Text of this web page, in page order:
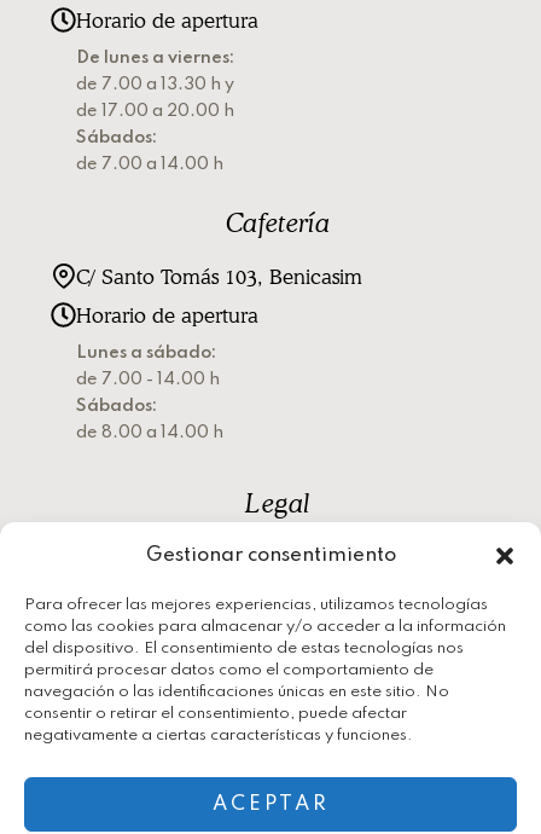
Gestionar consentimiento
Para ofrecer las mejores experiencias, utilizamos tecnologías
como las cookies para almacenar y/o acceder a la información
del dispositivo. El consentimiento de estas tecnologías nos
permitirá procesar datos como el comportamiento de
navegación o las identificaciones únicas en este sitio. No
consentir o retirar el consentimiento, puede afectar
negativamente a ciertas características y funciones.
ACEPTAR
Horario de apertura
De lunes a viernes:
de 7.00 a 13.30 h y
de 17.00 a 20.00 h
Sábados:
de 7.00 a 14.00 h
Cafetería
C/ Santo Tomás 103, Benicasim
Horario de apertura
Lunes a sábado:
de 7.00 - 14.00 h
Sábados:
de 8.00 a 14.00 h
Legal
Política de privacidad
Política de cookies
Aviso legal
2026 © Panadería José María | Diseñado por